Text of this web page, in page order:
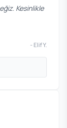
Kesinlikle
- Elif Y.